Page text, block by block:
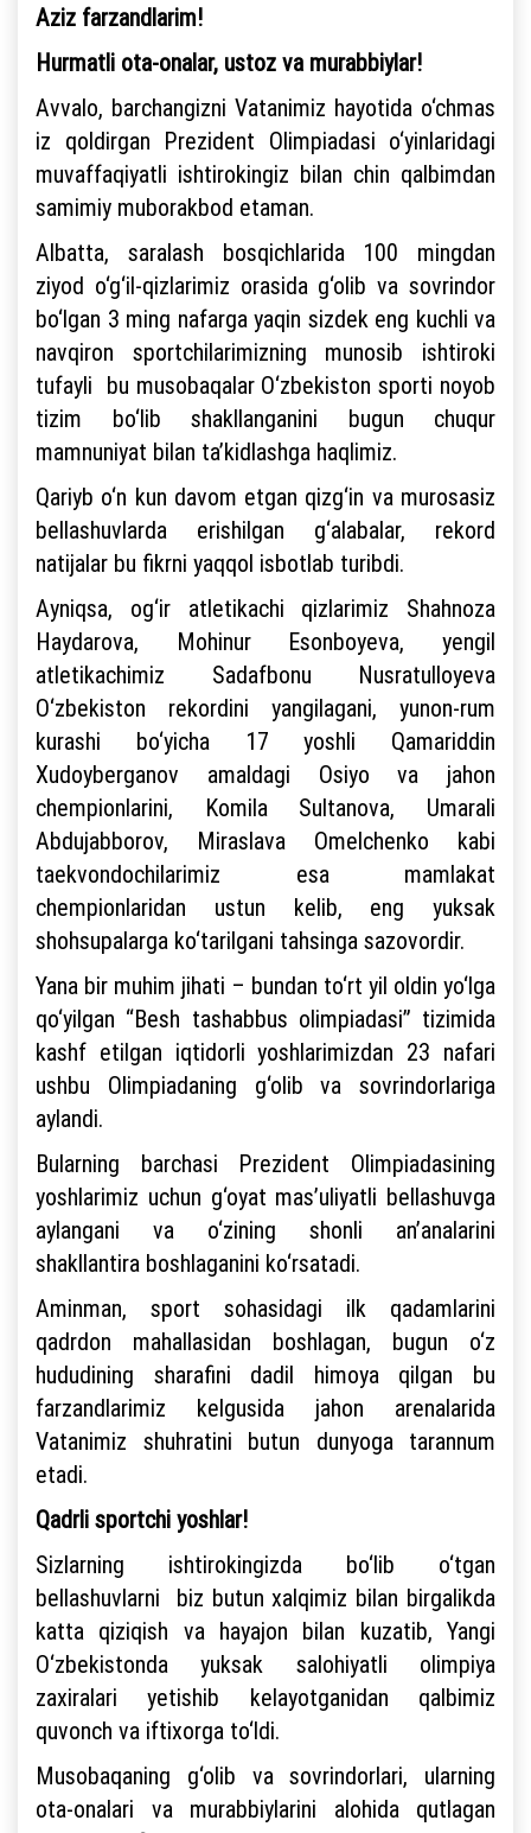
Aziz farzandlarim!
Hurmatli ota-onalar, ustoz va murabbiylar!
Avvalo, barchangizni Vatanimiz hayotida o‘chmas
iz qoldirgan Prezident Olimpiadasi o‘yinlaridagi
muvaffaqiyatli ishtirokingiz bilan chin qalbimdan
samimiy muborakbod etaman.
Albatta, saralash bosqichlarida 100 mingdan
ziyod o‘g‘il-qizlarimiz orasida g‘olib va sovrindor
bo‘lgan 3 ming nafarga yaqin sizdek eng kuchli va
navqiron sportchilarimizning munosib ishtiroki
tufayli bu musobaqalar O‘zbekiston sporti noyob
tizim bo‘lib shakllanganini bugun chuqur
mamnuniyat bilan ta’kidlashga haqlimiz.
Qariyb o‘n kun davom etgan qizg‘in va murosasiz
bellashuvlarda erishilgan g‘alabalar, rekord
natijalar bu fikrni yaqqol isbotlab turibdi.
Ayniqsa, og‘ir atletikachi qizlarimiz Shahnoza
Haydarova, Mohinur Esonboyeva, yengil
atletikachimiz Sadafbonu Nusratulloyeva
O‘zbekiston rekordini yangilagani, yunon-rum
kurashi bo‘yicha 17 yoshli Qamariddin
Xudoyberganov amaldagi Osiyo va jahon
chempionlarini, Komila Sultanova, Umarali
Abdujabborov, Miraslava Omelchenko kabi
taekvondochilarimiz esa mamlakat
chempionlaridan ustun kelib, eng yuksak
shohsupalarga ko‘tarilgani tahsinga sazovordir.
Yana bir muhim jihati – bundan to‘rt yil oldin yo‘lga
qo‘yilgan “Besh tashabbus olimpiadasi” tizimida
kashf etilgan iqtidorli yoshlarimizdan 23 nafari
ushbu Olimpiadaning g‘olib va sovrindorlariga
aylandi.
Bularning barchasi Prezident Olimpiadasining
yoshlarimiz uchun g‘oyat mas’uliyatli bellashuvga
aylangani va o‘zining shonli an’analarini
shakllantira boshlaganini ko‘rsatadi.
Aminman, sport sohasidagi ilk qadamlarini
qadrdon mahallasidan boshlagan, bugun o‘z
hududining sharafini dadil himoya qilgan bu
farzandlarimiz kelgusida jahon arenalarida
Vatanimiz shuhratini butun dunyoga tarannum
etadi.
Qadrli sportchi yoshlar!
Sizlarning ishtirokingizda bo‘lib o‘tgan
bellashuvlarni biz butun xalqimiz bilan birgalikda
katta qiziqish va hayajon bilan kuzatib, Yangi
O‘zbekistonda yuksak salohiyatli olimpiya
zaxiralari yetishib kelayotganidan qalbimiz
quvonch va iftixorga to‘ldi.
Musobaqaning g‘olib va sovrindorlari, ularning
ota-onalari va murabbiylarini alohida qutlagan